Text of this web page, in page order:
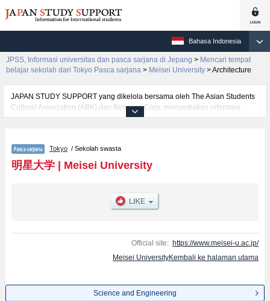
Bahasa Indonesia
JPSS, Informasi universitas dan pasca sarjana di Jepang > Mencari tempat
belajar sekolah dari Tokyo Pasca sarjana > Meisei University >Architecture
JAPAN STUDY SUPPORT yang dikelola bersama oleh The Asian Students
Cultural Association (ABK) dan Benesse Corp. menyediakan informasi
sekitar 1300 universitas, pascasarjana, universitas yunior, akademi
per jurusan riset seperti %% research %%, serta berbagai informasi yang
berguna bagi mahasiswa(i) mancanegara seperti kuota untuk jumlah
pendaftar dan jumlah kelulusan ujian masuk mahasiswa(i) mancanegara,
lainnya. Silakan memanfaatkannya.
Tokyo / Sekolah swasta
明星大学| Meisei University
Official site: https://www.meisei-u.ac.jp/
Meisei UniversityKembali ke halaman utama
Science and Engineering